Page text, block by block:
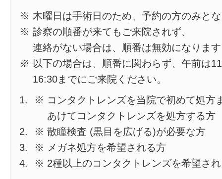
※ 木曜日は手術日のため、予約の方のみと
※ 診察の順番が来てもご来院されず、
連絡がない場合は、順番は無効になりま
※ 以下の場合は、順番に関わらず、午前は
16:30までにご来院ください。
※ コンタクトレンズを当院で初めて処方
あけてコンタクトレンズを処方する方
※ 散瞳検査 (黒目を広げる)が必要な方
※ メガネ処方を希望される方
※ 2種以上のコンタクトレンズを希望さ